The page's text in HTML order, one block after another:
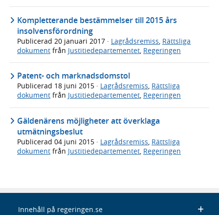
Kompletterande bestämmelser till 2015 års
insolvensförordning
Publicerad 20 januari 2017 · Lagrådsremiss Rättsliga
dokument från Justitiedepartementet Regeringen
Patent- och marknadsdomstol
Publicerad 18 juni 2015 · Lagrådsremiss, Rättsliga
dokument från Justitiedepartementet, Regeringen
Gäldenärens möjligheter att överklaga
utmätningsbeslut
Publicerad 04 juni 2015 · Lagrådsremiss, Rättsliga
dokument från Justitiedepartementet, Regeringen
Innehåll på regeringen.se